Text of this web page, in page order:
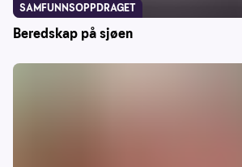
Beredskap på sjøen
SAMFUNNSOPPDRAGET